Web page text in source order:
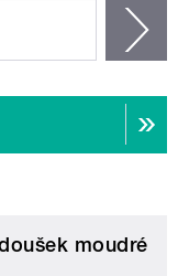
moudré